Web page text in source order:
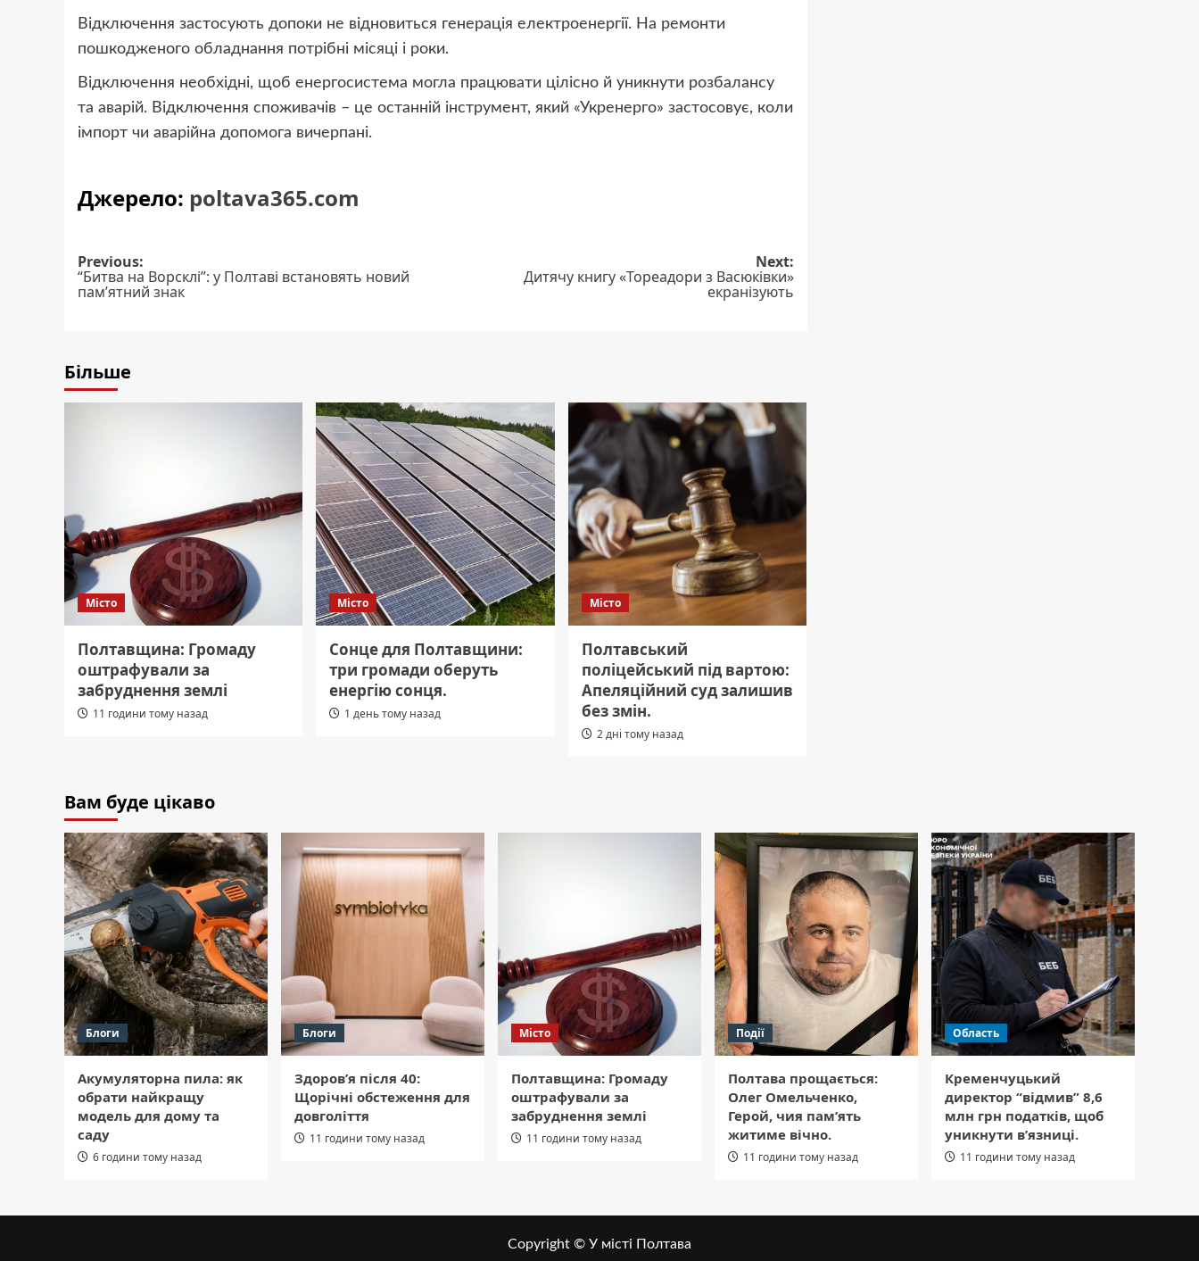
Відключення застосують допоки не відновиться генерація електроенергії. На ремонти
пошкодженого обладнання потрібні місяці і роки.
Відключення необхідні, щоб енергосистема могла працювати цілісно й уникнути розбалансу
та аварій. Відключення споживачів – це останній інструмент, який «Укренерго» застосовує, коли
імпорт чи аварійна допомога вичерпані.
Джерело: poltava365.com
Post
navigation
Previous:
“Битва на Ворсклі”: у Полтаві встановять новий
пам’ятний знак
Next:
Дитячу книгу «Тореадори з Васюківки»
екранізують
Більше
Місто
Полтавщина: Громаду
оштрафували за
забруднення землі
11 години тому назад
Місто
Сонце для Полтавщини:
три громади оберуть
енергію сонця.
1 день тому назад
Місто
Полтавський
поліцейський під вартою:
Апеляційний суд залишив
без змін.
2 дні тому назад
Вам буде цікаво
Блоги
Акумуляторна пила: як
обрати найкращу
модель для дому та
саду
6 години тому назад
Блоги
Здоров’я після 40:
Щорічні обстеження для
довголіття
11 години тому назад
Місто
Полтавщина: Громаду
оштрафували за
забруднення землі
11 години тому назад
Події
Полтава прощається:
Олег Омельченко,
Герой, чия пам’ять
житиме вічно.
11 години тому назад
Область
Кременчуцький
директор “відмив” 8,6
млн грн податків, щоб
уникнути в’язниці.
11 години тому назад
Copyright © У місті Полтава